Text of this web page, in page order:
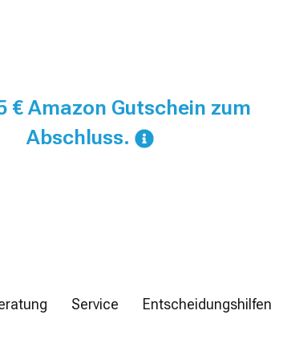
€ Amazon Gutschein zum
Abschluss.
Service Entscheidungshilfen